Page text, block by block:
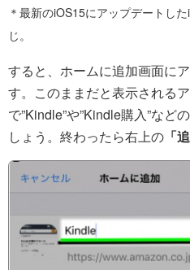
＊最新のiOS15にアップデートし
じ。
すると、ホームに追加画面に
す。このままだと表示される
で”Kindle”や”Kindle購入”など
しょう。終わったら右上の 「